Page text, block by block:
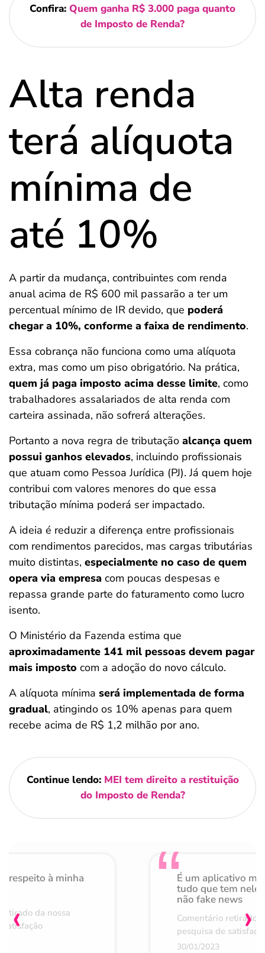
Confira: Quem ganha R$ 3.000 paga quanto
de Imposto de Renda?
Alta renda
terá alíquota
mínima de
até 10%
A partir da mudança, contribuintes com renda
anual acima de R$ 600 mil passarão a ter um
percentual mínimo de IR devido, que poderá
chegar a 10%, conforme a faixa de rendimento.
Essa cobrança não funciona como uma alíquota
extra, mas como um piso obrigatório. Na prática,
quem já paga imposto acima desse limite, como
trabalhadores assalariados de alta renda com
carteira assinada, não sofrerá alterações.
Portanto a nova regra de tributação alcança quem
possui ganhos elevados, incluindo profissionais
que atuam como Pessoa Jurídica (PJ). Já quem hoje
contribui com valores menores do que essa
tributação mínima poderá ser impactado.
A ideia é reduzir a diferença entre profissionais
com rendimentos parecidos, mas cargas tributárias
muito distintas, especialmente no caso de quem
opera via empresa com poucas despesas e
repassa grande parte do faturamento como lucro
isento.
O Ministério da Fazenda estima que
aproximadamente 141 mil pessoas devem pagar
mais imposto com a adoção do novo cálculo.
A alíquota mínima será implementada de forma
gradual, atingindo os 10% apenas para quem
recebe acima de R$ 1,2 milhão por ano.
Continue lendo: MEI tem direito a restituição
do Imposto de Renda?
respeito à minha
da nossa
É um aplicativo
tudo que tem nele
não fake news
Comentário retirado
pesquisa de
30/01/2023
‹ ›